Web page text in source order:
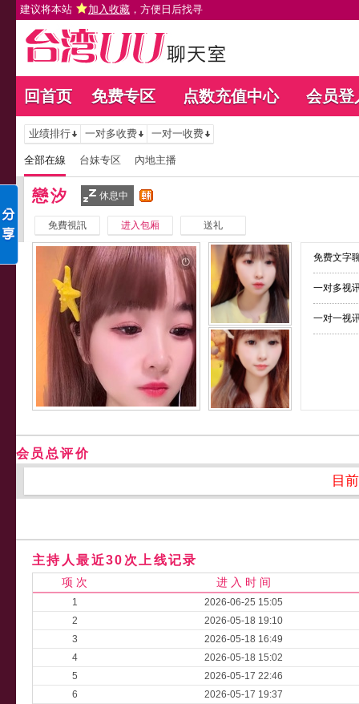
建议将本站 加入收藏 ，方便日后找寻
回首页 免费专区 点数充值中心 会员登
业绩排行 一对多收费 一对一收费
全部在線 台妹专区 內地主播
戀汐 休息中
免費視訊 进入包厢 送礼
免费文字
一对多视
一对一视
会员总评价
目
主持人最近30次上线记录
项 次 进 入 时 间
1
2026-06-25 15:05
2
2026-05-18 19:10
3
2026-05-18 16:49
4
2026-05-18 15:02
5
2026-05-17 22:46
6
2026-05-17 19:37